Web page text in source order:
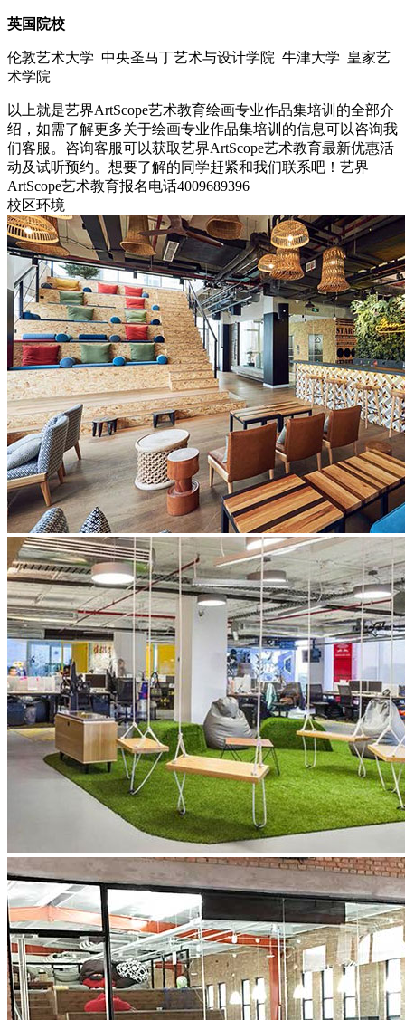
英国院校
伦敦艺术大学 中央圣马丁艺术与设计学院 牛津大学 皇家艺
术学院
以上就是艺界ArtScope艺术教育绘画专业作品集培训的全部介
绍，如需了解更多关于绘画专业作品集培训的信息可以咨询我
们客服。咨询客服可以获取艺界ArtScope艺术教育最新优惠活
动及试听预约。想要了解的同学赶紧和我们联系吧！艺界
ArtScope艺术教育报名电话4009689396
校区环境